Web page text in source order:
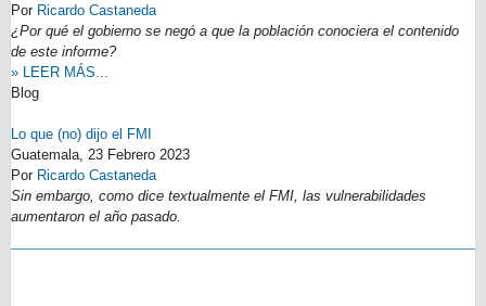
Por Ricardo Castaneda
¿Por qué el gobierno se negó a que la población conociera el contenido
de este informe?
» LEER MÁS...
Blog
Lo que (no) dijo el FMI
Guatemala, 23 Febrero 2023
Por Ricardo Castaneda
Sin embargo, como dice textualmente el FMI, las vulnerabilidades
aumentaron el año pasado.